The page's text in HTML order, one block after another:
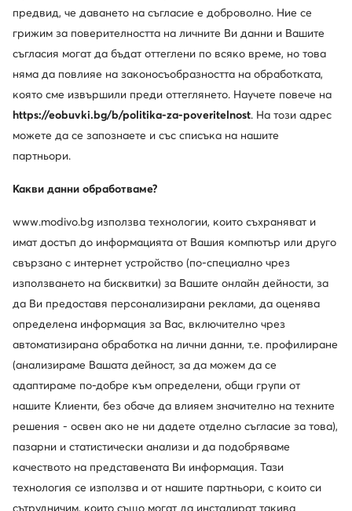
Нови
Polo Ralph Lauren
134,99 €
Нови
Polo Ralph Lauren
Шал · Тъмносин
114,99€
Нови
Weekend Max Mara
Бандана · Тъмносин
114,99€
Нови
Liu Jo
Зимен шал · Бежов
88,99€
предвид, че даването на съгласие е доброволно. Ние се
грижим за поверителността на личните Ви данни и Вашите
съгласия могат да бъдат оттеглени по всяко време, но това
няма да повлияе на законосъобразността на обработката,
която сме извършили преди оттеглянето. Научете повече на
https://eobuvki.bg/b/politika-za-poveritelnost. На този адрес
можете да се запознаете и със списъка на нашите
партньори.
Какви данни обработваме?
www.modivo.bg използва технологии, които съхраняват и
имат достъп до информацията от Вашия компютър или друго
свързано с интернет устройство (по-специално чрез
използването на бисквитки) за Вашите онлайн дейности, за
да Ви предоставя персонализирани реклами, да оценява
определена информация за Вас, включително чрез
автоматизирана обработка на лични данни, т.е. профилиране
(анализираме Вашата дейност, за да можем да се
адаптираме по-добре към определени, общи групи от
нашите Клиенти, без обаче да влияем значително на техните
решения - освен ако не ни дадете отделно съгласие за това),
пазарни и статистически анализи и да подобряваме
качеството на представената Ви информация. Тази
технология се използва и от нашите партньори, с които си
сътрудничим, които също могат да инсталират такива